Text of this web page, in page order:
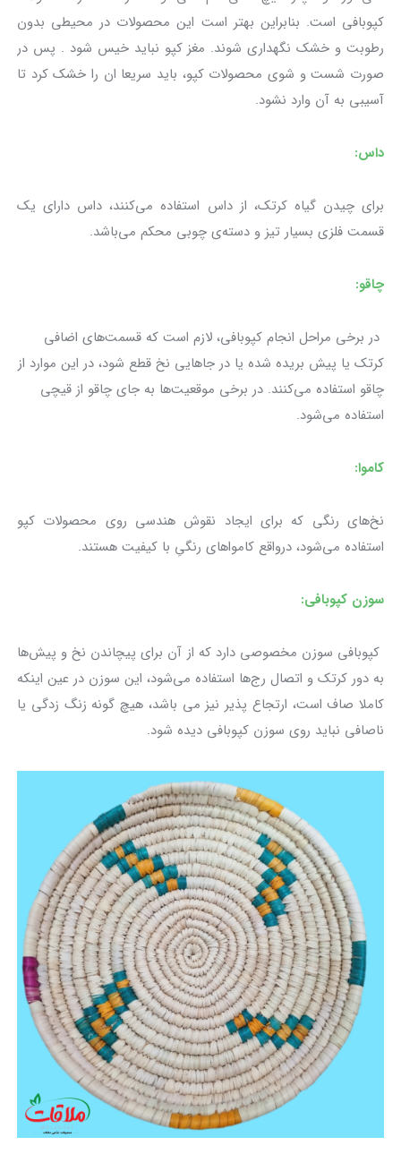
کپوبافی است. بنابراین بهتر است این محصولات در محیطی بدون
رطوبت و خشک نگهداری شوند. مغز کپو نباید خیس شود . پس در
صورت شست و شوی محصولات کپو، باید سریعا ان را خشک کرد تا
آسیبی به آن وارد نشود.
داس:
برای چیدن گیاه کرتک، از داس استفاده می‌کنند، داس دارای یک
قسمت فلزی بسیار تیز و دسته‌ی چوبی محکم می‌باشد.
چاقو:
در برخی مراحل انجام کپوبافی، لازم است که قسمت‌های اضافی
کرتک یا پیش بریده شده یا در جاهایی نخ قطع شود، در این موارد از
چاقو استفاده می‌کنند. در برخی موقعیت‌ها به جای چاقو از قیچی
استفاده می‌شود.
کاموا:
نخ‌های رنگی که برای ایجاد نقوش هندسی روی محصولات کپو
استفاده می‌شود، درواقع کامواهای رنگیِ با کیفیت هستند.
سوزن کپوبافی:
کپوبافی سوزن مخصوصی دارد که از آن برای پیچاندن نخ و پیش‌ها
به دور کرتک و اتصال رج‌ها استفاده می‌شود، این سوزن در عین اینکه
کاملا صاف است، ارتجاع پذیر نیز می باشد، هیچ گونه زنگ زدگی یا
ناصافی نباید روی سوزن کپوبافی دیده شود.